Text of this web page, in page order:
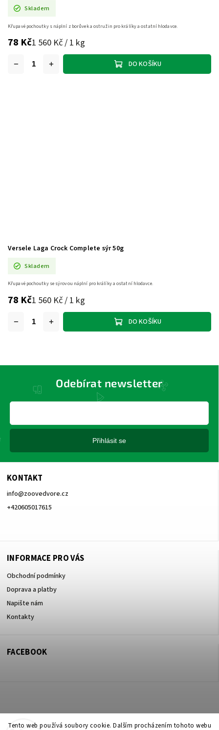
Tento web používá soubory cookie. Dalším procházením tohoto webu
Skladem
78 Kč1 560 Kč / 1 kg
DO KOŠÍKU
Křupavé pochoutky s náplní z borůvek a ostružin pro králíky a ostatní hlodavce.
Versele Laga Crock Complete sýr 50g
Skladem
78 Kč1 560 Kč / 1 kg
DO KOŠÍKU
Křupavé pochoutky se sýrovou náplní pro králíky a ostatní hlodavce.
KONTAKT
info@zoovedvore.cz
+420605017615
INFORMACE PRO VÁS
Obchodní podmínky
Doprava a platby
Napište nám
Kontakty
Odebírat newsletter
Přihlásit se
FACEBOOK
Copyright 2026 ZOO ve dvoře Praha 5. Všechna práva vyhrazena.